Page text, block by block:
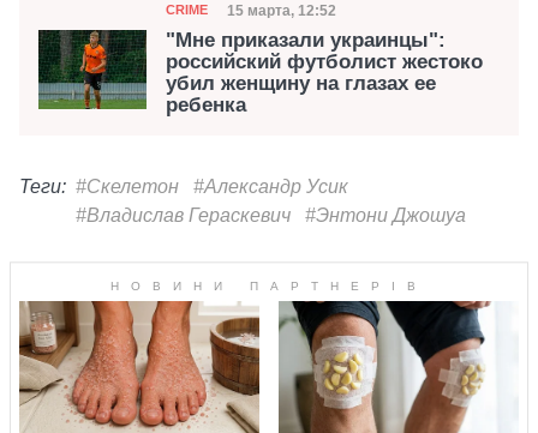
Категория
CRIME Дата публикации
15 марта, 12:52
"Мне приказали украинцы":
российский футболист жестоко
убил женщину на глазах ее
ребенка
Теги: #Скелетон
#Александр Усик
#Владислав Гераскевич
#Энтони Джошуа